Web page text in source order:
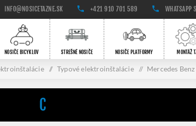
INFO@NOSICETAZNE.SK +421 910 701 589 WHATSAPP SS
NOSIČE BICYKLOV STREŠNÉ NOSIČE NOSIČE PLATFORMY MONTÁŽ
/ Typové elektroinštalácie / Mercedes Benz
C